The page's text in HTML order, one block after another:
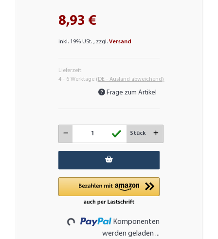
8,93 €
inkl. 19% USt. , zzgl.Versand
Lieferzeit:
4 - 6 Werktage (DE - Ausland abweichend)
Frage zum Artikel
Stück
Loading...
Komponenten
werden geladen ...